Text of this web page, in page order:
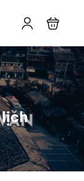
lịch